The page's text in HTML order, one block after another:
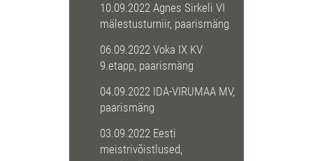
10.09.2022 Agnes Sirkeli VI
mälestusturniir, paarismäng
06.09.2022 Voka IX KV
9.etapp, paarismäng
04.09.2022 IDA-VIRUMAA MV,
paarismäng
03.09.2022 Eesti
meistrivõistlused,